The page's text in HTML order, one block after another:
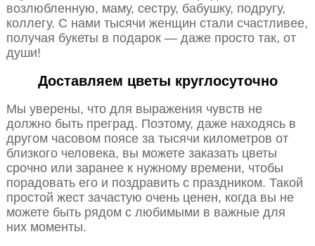
возлюбленную, маму, сестру, бабушку, подругу,
коллегу. С нами тысячи женщин стали счастливее,
получая букеты в подарок — даже просто так, от
души!
Доставляем цветы круглосуточно
Мы уверены, что для выражения чувств не
должно быть преград. Поэтому, даже находясь в
другом часовом поясе за тысячи километров от
близкого человека, вы можете заказать цветы
срочно или заранее к нужному времени, чтобы
порадовать его и поздравить с праздником. Такой
простой жест зачастую очень ценен, когда вы не
можете быть рядом с любимыми в важные для
них моменты.